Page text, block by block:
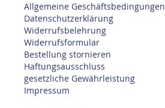
Allgemeine Geschäftsbedingungen
Datenschutzerklärung
Widerrufsbelehrung
Widerrufsformular
Bestellung stornieren
Haftungsausschluss
gesetzliche Gewährleistung
Impressum